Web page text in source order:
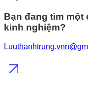
Bạn đang tìm một
kinh nghiệm?